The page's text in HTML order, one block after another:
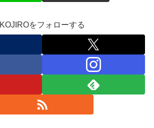
KOJIROをフォローする